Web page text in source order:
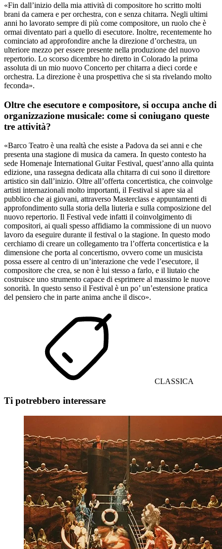
«Fin dall’inizio della mia attività di compositore ho scritto molti
brani da camera e per orchestra, con e senza chitarra. Negli ultimi
anni ho lavorato sempre di più come compositore, un ruolo che è
ormai diventato pari a quello di esecutore. Inoltre, recentemente ho
cominciato ad approfondire anche la direzione d’orchestra, un
ulteriore mezzo per essere presente nella produzione del nuovo
repertorio. Lo scorso dicembre ho diretto in Colorado la prima
assoluta di un mio nuovo Concerto per chitarra a dieci corde e
orchestra. La direzione è una prospettiva che si sta rivelando molto
feconda».
Oltre che esecutore e compositore, si occupa anche di
organizzazione musicale: come si coniugano queste
tre attività?
«Barco Teatro è una realtà che esiste a Padova da sei anni e che
presenta una stagione di musica da camera. In questo contesto ha
sede Homenaje International Guitar Festival, quest’anno alla quinta
edizione, una rassegna dedicata alla chitarra di cui sono il direttore
artistico sin dall’inizio. Oltre all’offerta concertistica, che coinvolge
artisti internazionali molto importanti, il Festival si apre sia al
pubblico che ai giovani, attraverso Masterclass e appuntamenti di
approfondimento sulla storia della liuteria e sulla composizione del
nuovo repertorio. Il Festival vede infatti il coinvolgimento di
compositori, ai quali spesso affidiamo la commissione di un nuovo
lavoro da eseguire durante il festival o la stagione. In questo modo
cerchiamo di creare un collegamento tra l’offerta concertistica e la
dimensione che porta al concertismo, ovvero come un musicista
possa essere al centro di un’interazione che vede l’esecutore, il
compositore che crea, se non è lui stesso a farlo, e il liutaio che
costruisce uno strumento capace di esprimere al massimo le nuove
sonorità. In questo senso il Festival è un po’ un’estensione pratica
del pensiero che in parte anima anche il disco».
CLASSICA
Ti potrebbero interessare